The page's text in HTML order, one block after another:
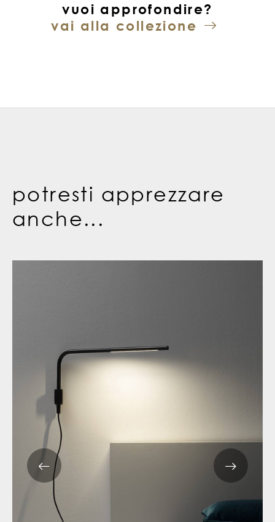
vuoi approfondire?
vai alla collezione
potresti apprezzare
anche...